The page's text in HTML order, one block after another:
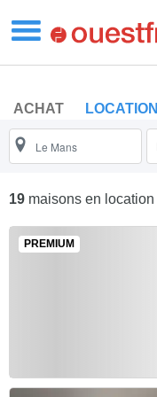
ACHAT LOCATION
19 maisons en location
PREMIUM